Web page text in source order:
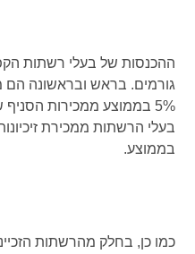
ההכנסות של בעלי רשתות
גורמים. בראש ובראשונה הם
5% בממוצע ממכירות
בממוצע.
כמו כן, בחלק מהרשתות